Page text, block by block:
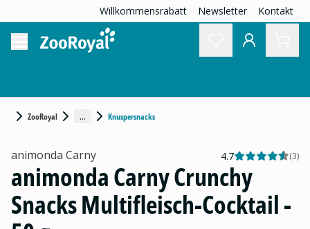
Willkommensrabatt Newsletter Kontakt
ZooRoyal ... Knuspersnacks
animonda Carny 4.7 (3)
animonda Carny Crunchy
Snacks Multifleisch-Cocktail -